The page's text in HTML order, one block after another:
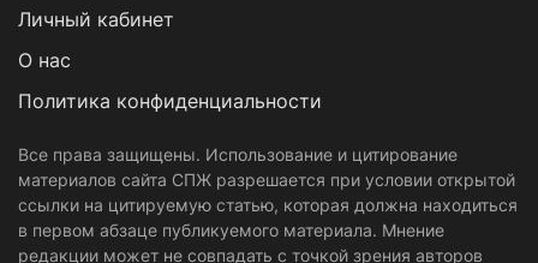
Личный кабинет
О нас
Политика конфиденциальности
Все права защищены. Использование и цитирование
материалов сайта СПЖ разрешается при условии открытой
ссылки на цитируемую статью, которая должна находиться
в первом абзаце публикуемого материала. Мнение
редакции может не совпадать с точкой зрения авторов